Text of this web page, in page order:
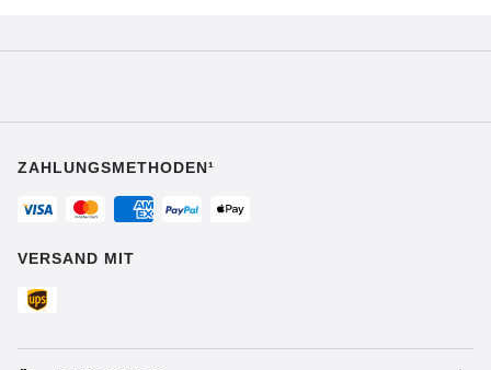
ZAHLUNGSMETHODEN¹
VERSAND MIT